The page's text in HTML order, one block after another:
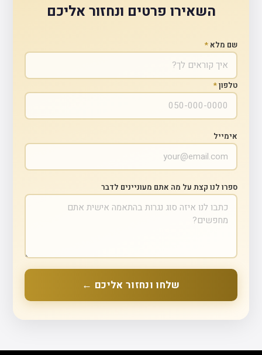
השאירו פרטים ונחזור אליכם
שם מלא*
טלפון*
אימייל
ספרו לנו קצת על מה אתם מעוניינים לדבר
שלחו ונחזור אליכם ←